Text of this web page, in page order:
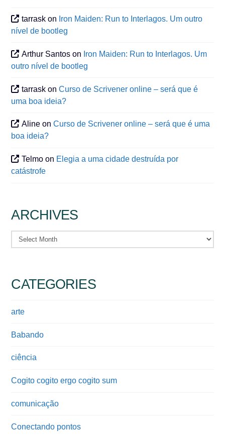
tarrask on Iron Maiden: Run to Interlagos. Um outro
nível de bootleg
Arthur Santos on Iron Maiden: Run to Interlagos. Um
outro nível de bootleg
tarrask onCurso de Scrivener online – será que é
uma boa ideia?
Aline onCurso de Scrivener online – será que é uma
boa ideia?
Telmo on Elegia a uma cidade destruída por
catástrofe
ARCHIVES
Archives
CATEGORIES
arte
Babando
ciência
Cogito cogito ergo cogito sum
comunicação
Conectando pontos